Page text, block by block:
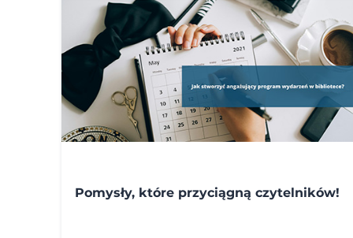
Pomysły, które przyciągną czytelników!